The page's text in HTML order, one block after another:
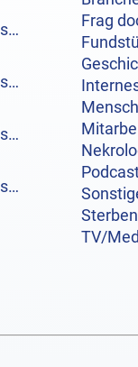
Frag
TV/